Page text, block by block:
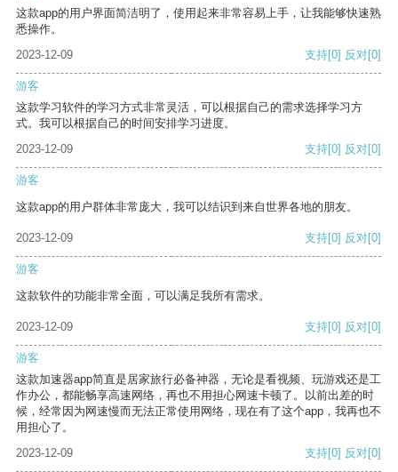
这款app的用户界面简洁明了，使用起来非常容易上手，让我能够快速熟
悉操作。
2023-12-09
支持[0] 反对[0]
游客
这款学习软件的学习方式非常灵活，可以根据自己的需求选择学习方
式。我可以根据自己的时间安排学习进度。
2023-12-09
支持[0] 反对[0]
游客
这款app的用户群体非常庞大，我可以结识到来自世界各地的朋友。
2023-12-09 支持[0] 反对[0]
游客
这款软件的功能非常全面，可以满足我所有需求。
2023-12-09 支持[0] 反对[0]
游客
这款加速器app简直是居家旅行必备神器，无论是看视频、玩游戏还是工
作办公，都能畅享高速网络，再也不用担心网速卡顿了。以前出差的时
候，经常因为网速慢而无法正常使用网络，现在有了这个app，我再也不
用担心了。
2023-12-09
支持[0] 反对[0]